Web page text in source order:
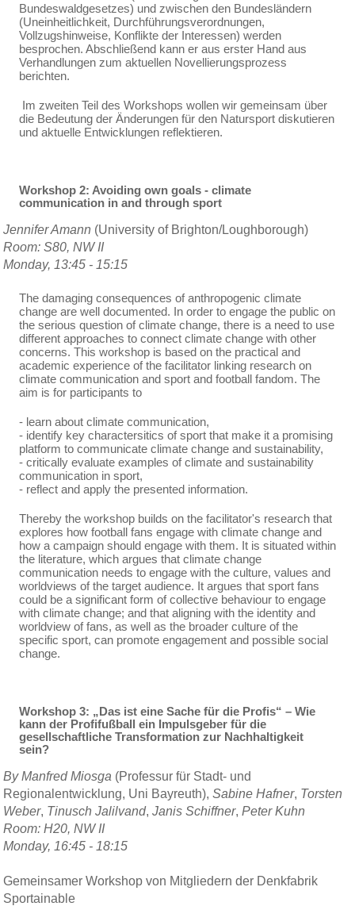
Bundeswaldgesetzes) und zwischen den Bundesländern
(Uneinheitlichkeit, Durchführungsverordnungen,
Vollzugshinweise, Konflikte der Interessen) werden
besprochen. Abschließend kann er aus erster Hand aus
Verhandlungen zum aktuellen Novellierungsprozess
berichten.
Im zweiten Teil des Workshops wollen wir gemeinsam über
die Bedeutung der Änderungen für den Natursport diskutieren
und aktuelle Entwicklungen reflektieren.
Workshop 2: Avoiding own goals - climate
communication in and through sport
Jennifer Amann (University of Brighton/Loughborough)
Room: S80, NW II
Monday, 13:45 - 15:15
The damaging consequences of anthropogenic climate
change are well documented. In order to engage the public on
the serious question of climate change, there is a need to use
different approaches to connect climate change with other
concerns. This workshop is based on the practical and
academic experience of the facilitator linking research on
climate communication and sport and football fandom. The
aim is for participants to
- learn about climate communication,
- identify key charactersitics of sport that make it a promising
platform to communicate climate change and sustainability,
- critically evaluate examples of climate and sustainability
communication in sport,
- reflect and apply the presented information.
Thereby the workshop builds on the facilitator's research that
explores how football fans engage with climate change and
how a campaign should engage with them. It is situated within
the literature, which argues that climate change
communication needs to engage with the culture, values and
worldviews of the target audience. It argues that sport fans
could be a significant form of collective behaviour to engage
with climate change; and that aligning with the identity and
worldview of fans, as well as the broader culture of the
specific sport, can promote engagement and possible social
change.
Workshop 3: „Das ist eine Sache für die Profis“ – Wie
kann der Profifußball ein Impulsgeber für die
gesellschaftliche Transformation zur Nachhaltigkeit
sein?
By Manfred Miosga (Professur für Stadt- und
Regionalentwicklung, Uni Bayreuth), Sabine Hafner, Torsten
Weber, Tinusch Jalilvand, Janis Schiffner, Peter Kuhn
Room: H20, NW II
Monday, 16:45 - 18:15
Gemeinsamer Workshop von Mitgliedern der Denkfabrik
Sportainable